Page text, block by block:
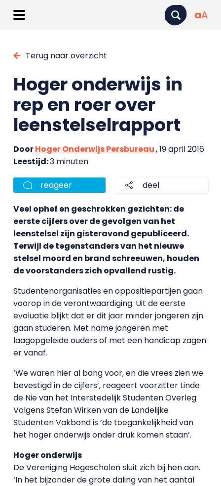
aA
Terug naar overzicht
Hoger onderwijs in
rep en roer over
leenstelselrapport
DoorHoger Onderwijs Persbureau, 19 april 2016
Leestijd:3 minuten
reageer deel
Veel ophef en geschrokken gezichten: de
eerste cijfers over de gevolgen van het
leenstelsel zijn gisteravond gepubliceerd.
Terwijl de tegenstanders van het nieuwe
stelsel moord en brand schreeuwen, houden
de voorstanders zich opvallend rustig.
Studentenorganisaties en oppositiepartijen gaan
voorop in de verontwaardiging. Uit de eerste
evaluatie blijkt dat er dit jaar minder jongeren zijn
gaan studeren. Met name jongeren met
laagopgeleide ouders of met een handicap zagen
er vanaf.
‘We waren hier al bang voor, en die vrees zien we
bevestigd in de cijfers’, reageert voorzitter Linde
de Nie van het Interstedelijk Studenten Overleg.
Volgens Stefan Wirken van de Landelijke
Studenten Vakbond is ‘de toegankelijkheid van
het hoger onderwijs onder druk komen staan’.
Hoger onderwijs
De Vereniging Hogescholen sluit zich bij hen aan.
‘In het bijzonder de grote daling van het aantal